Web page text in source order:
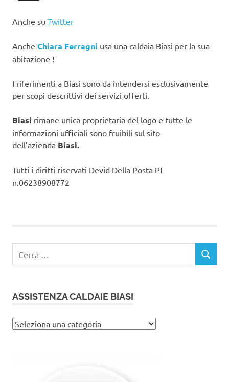
Anche su Twitter
Anche Chiara Ferragni usa una caldaia Biasi per la sua
abitazione !
I riferimenti a Biasi sono da intendersi esclusivamente
per scopi descrittivi dei servizi offerti.
Biasi rimane unica proprietaria del logo e tutte le
informazioni ufficiali sono fruibili sul sito
dell’azienda Biasi.
Tutti i diritti riservati Devid Della Posta PI
n.06238908772
per:
CERCA
ASSISTENZA CALDAIE BIASI
Assistenza